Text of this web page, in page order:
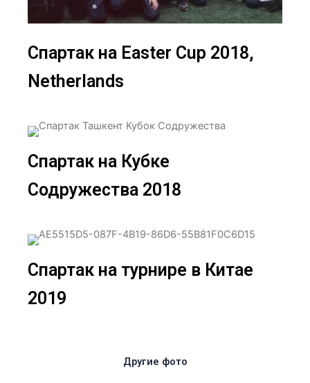
Спартак на Easter Cup 2018,
Netherlands
Спартак на Кубке
Содружества 2018
Спартак на турнире в Китае
2019
Другие фото